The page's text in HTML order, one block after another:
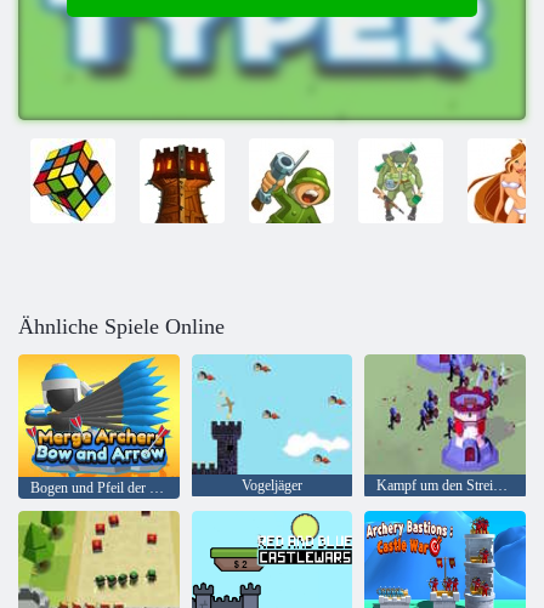
Ähnliche Spiele Online
Bogen und Pfeil der Bogenschützen zusammenführen Vogeljäger Kampf um den Streichholzmann